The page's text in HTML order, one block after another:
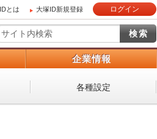
とは 大塚ID新規登録 ログイン
企業情報
各種設定